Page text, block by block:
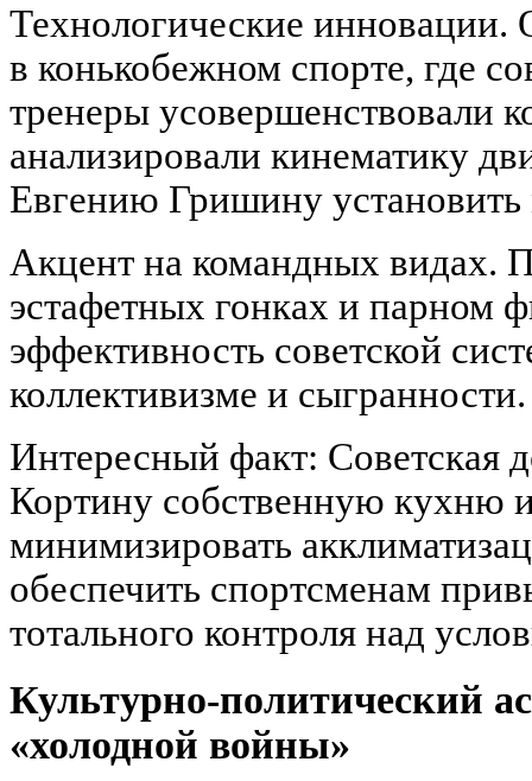
Технологические инновации.
в конькобежном спорте, где
тренеры усовершенствовали
анализировали кинематику
Евгению Гришину
Акцент на командных видах.
эстафетных гонках и парном
эффективность советской
коллективизме и сыгранности.
Интересный факт: Советская
Кортину собственную кухню
минимизировать
обеспечить спортсменам
тотального контроля над
Культурно-политический
«холодной войны»